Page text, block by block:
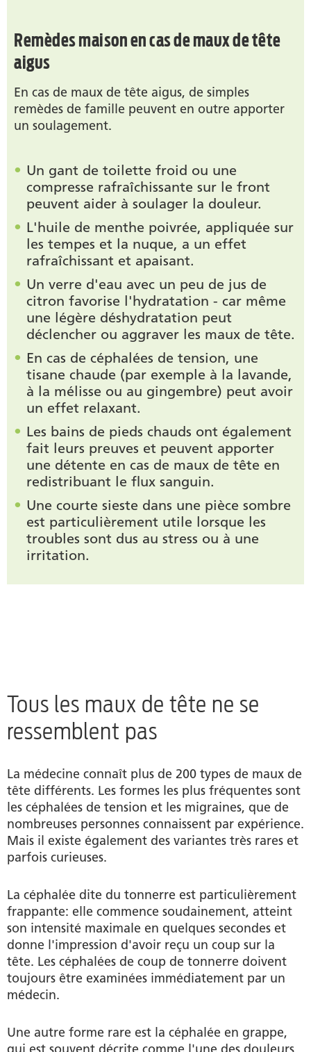
Remèdes maison en cas de maux de tête
aigus
En cas de maux de tête aigus, de simples
remèdes de famille peuvent en outre apporter
un soulagement.
Un gant de toilette froid ou une
compresse rafraîchissante sur le front
peuvent aider à soulager la douleur.
L'huile de menthe poivrée, appliquée sur
les tempes et la nuque, a un effet
rafraîchissant et apaisant.
Un verre d'eau avec un peu de jus de
citron favorise l'hydratation - car même
une légère déshydratation peut
déclencher ou aggraver les maux de tête.
En cas de céphalées de tension, une
tisane chaude (par exemple à la lavande,
à la mélisse ou au gingembre) peut avoir
un effet relaxant.
Les bains de pieds chauds ont également
fait leurs preuves et peuvent apporter
une détente en cas de maux de tête en
redistribuant le flux sanguin.
Une courte sieste dans une pièce sombre
est particulièrement utile lorsque les
troubles sont dus au stress ou à une
irritation.
Tous les maux de tête ne se
ressemblent pas
La médecine connaît plus de 200 types de maux de
tête différents. Les formes les plus fréquentes sont
les céphalées de tension et les migraines, que de
nombreuses personnes connaissent par expérience.
Mais il existe également des variantes très rares et
parfois curieuses.
La céphalée dite du tonnerre est particulièrement
frappante: elle commence soudainement, atteint
son intensité maximale en quelques secondes et
donne l'impression d'avoir reçu un coup sur la
tête. Les céphalées de coup de tonnerre doivent
toujours être examinées immédiatement par un
médecin.
Une autre forme rare est la céphalée en grappe,
qui est souvent décrite comme l'une des douleurs